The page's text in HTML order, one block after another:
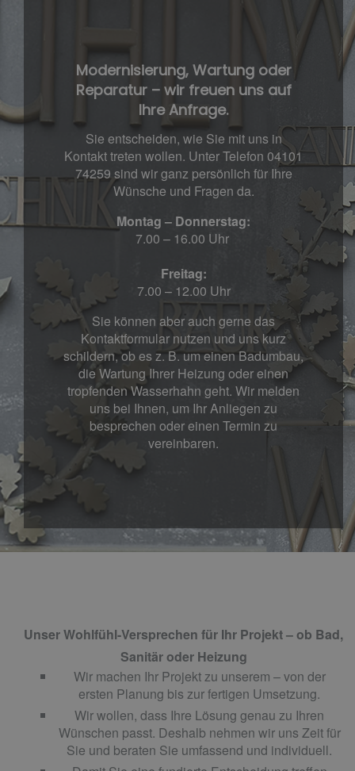
Modernisierung, Wartung oder
Reparatur – wir freuen uns auf
Ihre Anfrage.
Sie entscheiden, wie Sie mit uns in
Kontakt treten wollen. Unter Telefon 04101
74259 sind wir ganz persönlich für Ihre
Wünsche und Fragen da.
Montag – Donnerstag:
7.00 – 16.00 Uhr
Freitag:
7.00 – 12.00 Uhr
Sie können aber auch gerne das
Kontaktformular nutzen und uns kurz
schildern, ob es z. B. um einen Badumbau,
die Wartung Ihrer Heizung oder einen
tropfenden Wasserhahn geht. Wir melden
uns bei Ihnen, um Ihr Anliegen zu
besprechen oder einen Termin zu
vereinbaren.
Unser Wohlfühl-Versprechen für Ihr Projekt ­­­­– ob Bad,
Sanitär oder Heizung
Wir machen Ihr Projekt zu unserem – von der
ersten Planung bis zur fertigen Umsetzung.
Wir wollen, dass Ihre Lösung genau zu Ihren
Wünschen passt. Deshalb nehmen wir uns Zeit für
Sie und beraten Sie umfassend und individuell.